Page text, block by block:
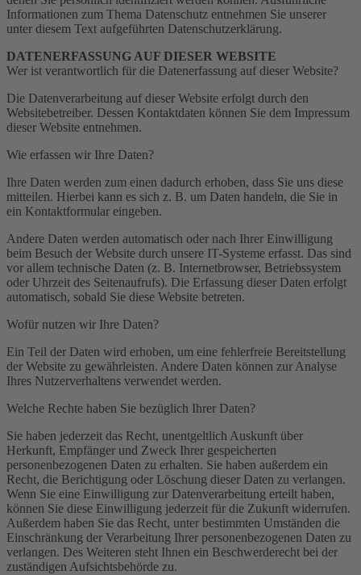
Informationen zum Thema Datenschutz entnehmen Sie unserer
unter diesem Text aufgeführten Datenschutzerklärung.
DATENERFASSUNG AUF DIESER WEBSITE
Wer ist verantwortlich für die Datenerfassung auf dieser Website?
Die Datenverarbeitung auf dieser Website erfolgt durch den
Websitebetreiber. Dessen Kontaktdaten können Sie dem Impressum
dieser Website entnehmen.
Wie erfassen wir Ihre Daten?
Ihre Daten werden zum einen dadurch erhoben, dass Sie uns diese
mitteilen. Hierbei kann es sich z. B. um Daten handeln, die Sie in
ein Kontaktformular eingeben.
Andere Daten werden automatisch oder nach Ihrer Einwilligung
beim Besuch der Website durch unsere IT-Systeme erfasst. Das sind
vor allem technische Daten (z. B. Internetbrowser, Betriebssystem
oder Uhrzeit des Seitenaufrufs). Die Erfassung dieser Daten erfolgt
automatisch, sobald Sie diese Website betreten.
Wofür nutzen wir Ihre Daten?
Ein Teil der Daten wird erhoben, um eine fehlerfreie Bereitstellung
der Website zu gewährleisten. Andere Daten können zur Analyse
Ihres Nutzerverhaltens verwendet werden.
Welche Rechte haben Sie bezüglich Ihrer Daten?
Sie haben jederzeit das Recht, unentgeltlich Auskunft über
Herkunft, Empfänger und Zweck Ihrer gespeicherten
personenbezogenen Daten zu erhalten. Sie haben außerdem ein
Recht, die Berichtigung oder Löschung dieser Daten zu verlangen.
Wenn Sie eine Einwilligung zur Datenverarbeitung erteilt haben,
können Sie diese Einwilligung jederzeit für die Zukunft widerrufen.
Außerdem haben Sie das Recht, unter bestimmten Umständen die
Einschränkung der Verarbeitung Ihrer personenbezogenen Daten zu
verlangen. Des Weiteren steht Ihnen ein Beschwerderecht bei der
zuständigen Aufsichtsbehörde zu.